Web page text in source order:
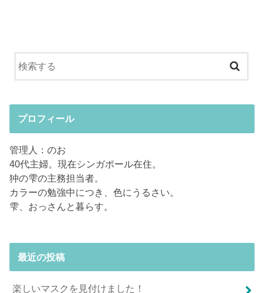
プロフィール
管理人：のお
40代主婦。現在シンガポール在住。
狆の雫の主務担当者。
カラーの勉強中につき、色にうるさい。
雫、おっさんと暮らす。
最近の投稿
楽しいマスクを見付けました！